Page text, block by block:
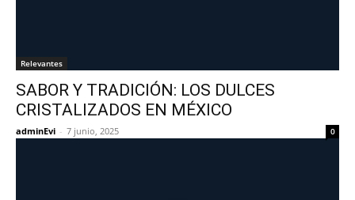
Relevantes
SABOR Y TRADICIÓN: LOS DULCES
CRISTALIZADOS EN MÉXICO
adminEvi - 7 junio, 2025 0